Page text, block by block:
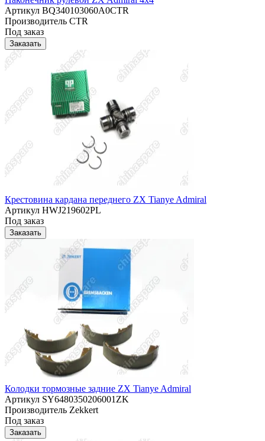
Артикул BQ340103060A0CTR
Производитель CTR
Под заказ
Заказать
Крестовина кардана переднего ZX Tianye Admiral
Артикул HWJ219602PL
Под заказ
Заказать
Колодки тормозные задние ZX Tianye Admiral
Артикул SY6480350206001ZK
Производитель Zekkert
Под заказ
Заказать